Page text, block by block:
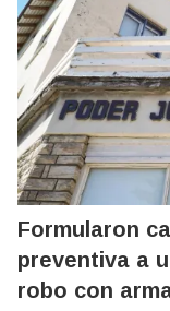
Formularon
preventiva a
robo con